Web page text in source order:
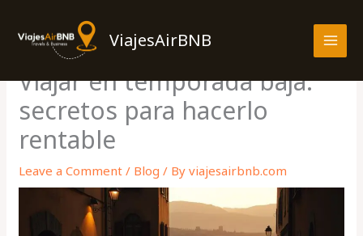
content
ViajesAirBNB
Viajar en temporada baja:
secretos para hacerlo
rentable
Leave a Comment / Blog / Byviajesairbnb.com